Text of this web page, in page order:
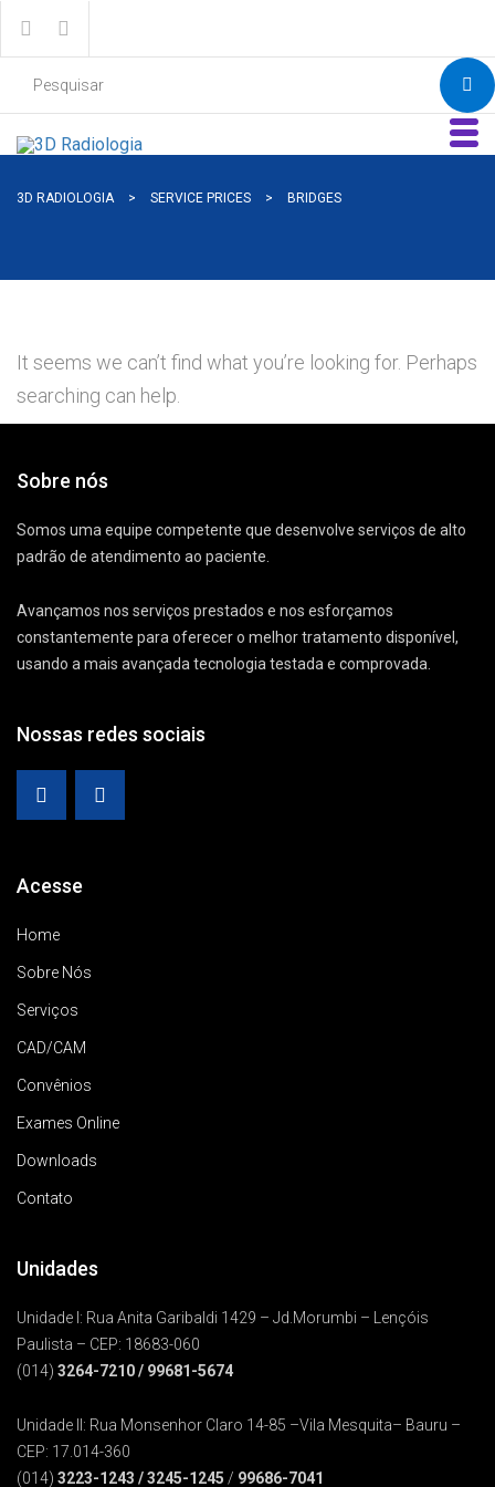
3D RADIOLOGIA > SERVICE PRICES > BRIDGES
It seems we can’t find what you’re looking for. Perhaps
searching can help.
Sobre nós
Somos uma equipe competente que desenvolve serviços de alto
padrão de atendimento ao paciente.
Avançamos nos serviços prestados e nos esforçamos
constantemente para oferecer o melhor tratamento disponível,
usando a mais avançada tecnologia testada e comprovada.
Nossas redes sociais
Acesse
Home
Sobre Nós
Serviços
CAD/CAM
Convênios
Exames Online
Downloads
Contato
Unidades
Unidade I: Rua Anita Garibaldi 1429 – Jd.Morumbi – Lençóis
Paulista – CEP: 18683-060
(014) 3264-7210/ 99681-5674
Unidade II: Rua Monsenhor Claro 14-85 –Vila Mesquita– Bauru –
CEP: 17.014-360
(014) 3223-1243 /3245-1245 / 99686-7041